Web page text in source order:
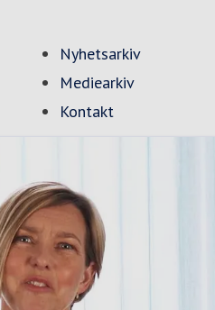
Nyhetsarkiv
Mediearkiv
Kontakt